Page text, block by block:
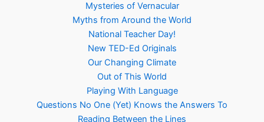
Mysteries of Vernacular
Myths from Around the World
National Teacher Day!
New TED-Ed Originals
Our Changing Climate
Out of This World
Playing With Language
Questions No One (Yet) Knows the Answers To
Reading Between the Lines